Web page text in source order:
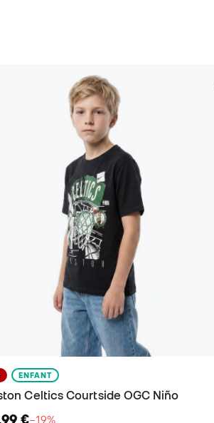
ENFANT
Celtics Courtside OGC Niño
€−19%